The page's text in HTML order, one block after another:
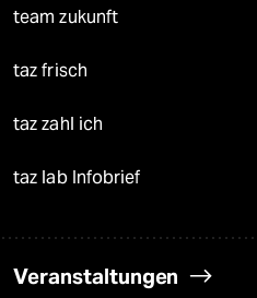
team zukunft
taz frisch
taz zahl ich
taz lab Infobrief
Veranstaltungen